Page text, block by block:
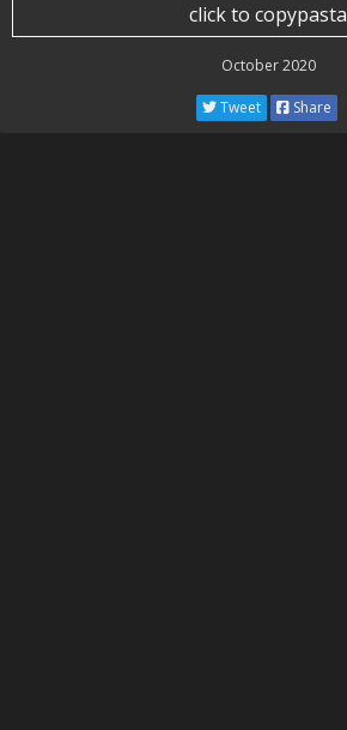
click to copypasta
October 2020
Tweet Share